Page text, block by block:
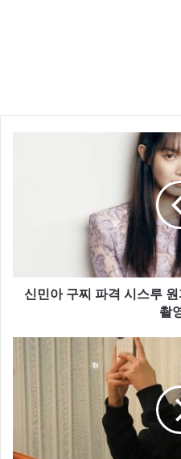
신민아 구찌 파격 시스루
촬